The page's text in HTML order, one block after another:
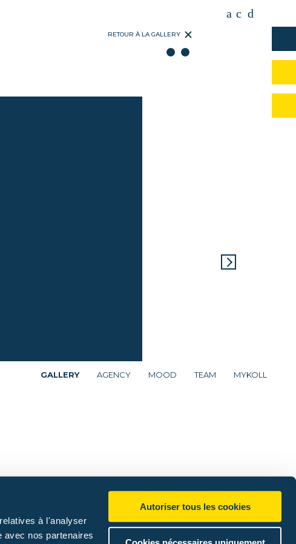
à l'analyser
avec nos partenaires
Autoriser tous les cookies
RETOUR À LA GALLERY
GALLERY AGENCY MOOD TEAM MYKOLL